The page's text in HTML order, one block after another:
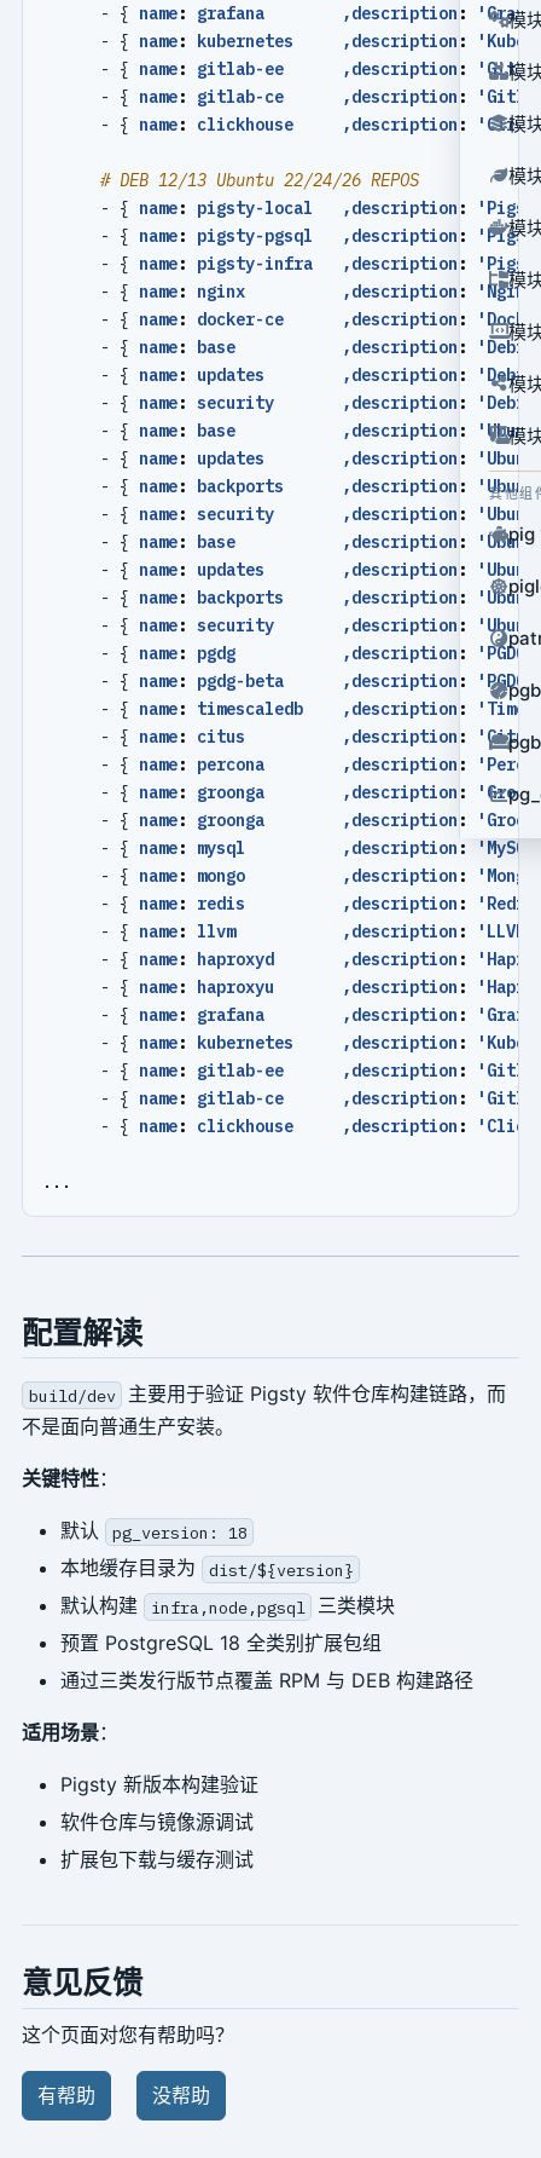
模
模
模
模
模
模
模
模
模
其他组
pig
- { name: grafana        ,description :
- { name: kubernetes     ,description :
- { name: gitlab-ee      ,description :
- { name: gitlab-ce      ,description :
- { name: clickhouse     ,description :
# DEB 12/13 Ubuntu 22/24/26 REPOS
- { name: pigsty-local   ,description :
- { name: pigsty-pgsql   ,description :
- { name: pigsty-infra   ,description :
- { name: nginx          ,description :
- { name: docker-ce      ,description :
- { name: base           ,description :
- { name: updates        ,description :
- { name: security       ,description :
- { name: base           ,description :
- { name: updates        ,description :
- { name: backports      ,description :
- { name: security       ,description :
- { name: base           ,description :
- { name: updates        ,description :
- { name: backports      ,description :
- { name: security       ,description :
- { name: pgdg           ,description :
- { name: pgdg-beta      ,description :
- { name: timescaledb    ,description :
- { name: citus          ,description :
- { name: percona        ,description :
- { name: groonga        ,description :
- { name: groonga        ,description :
- { name: mysql          ,description :
- { name: mongo          ,description :
- { name: redis          ,description :
- { name: llvm           ,description :
- { name: haproxyd       ,description :
- { name: haproxyu       ,description :
- { name: grafana        ,description :
- { name: kubernetes     ,description :
- { name: gitlab-ee      ,description :
- { name: gitlab-ce      ,description :
- { name: clickhouse     ,description :
...
配置解读
build/dev
主要用于验证 Pigsty 软件仓库构建链路，而
不是面向普通生产安装。
关键特性：
默认 pg_version: 18
本地缓存目录为 dist/${version}
默认构建 infra,node,pgsql
三类模块
预置 PostgreSQL 18 全类别扩展包组
通过三类发行版节点覆盖 RPM 与 DEB 构建路径
适用场景：
Pigsty 新版本构建验证
软件仓库与镜像源调试
扩展包下载与缓存测试
意见反馈
这个页面对您有帮助吗？
有帮助 没帮助